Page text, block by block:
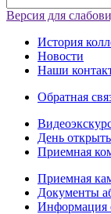
Версия для
История
Новости
Наши
Обратная
День
Приемная
Приемная
Дoкументы
Информация